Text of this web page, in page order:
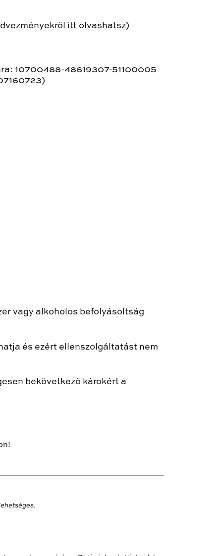
itt olvashatsz)
10700488-48619307-51100005
vagy alkoholos befolyásoltság
és ezért ellenszolgáltatást nem
bekövetkező károkért a